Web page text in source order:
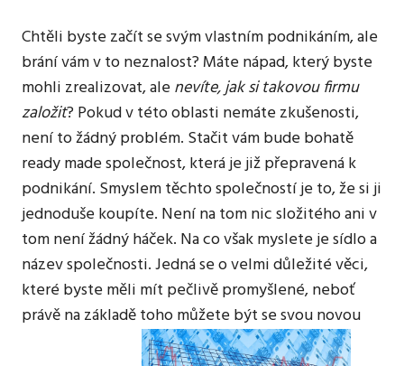
zdaleka
každý
web
je
takový.
Jako
ten
náš.
Chtěli byste začít se svým vlastním podnikáním, ale
brání vám v to neznalost? Máte nápad, který byste
mohli zrealizovat, alenevíte, jak si takovou firmu
založit? Pokud v této oblasti nemáte zkušenosti,
není to žádný problém. Stačit vám bude bohatě
ready made společnost, která je již přepravená k
podnikání. Smyslem těchto společností je to, že si ji
jednoduše koupíte. Není na tom nic složitého ani v
tom není žádný háček. Na co však myslete je sídlo a
název společnosti. Jedná se o velmi důležité věci,
které byste měli mít pečlivě promyšlené, neboť
právě na základě toho můžete být se svou novou